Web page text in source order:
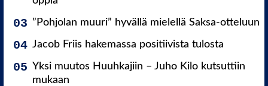
”Pohjolan muuri” hyvällä mielellä Saksa-otteluun
Jacob Friis hakemassa positiivista tulosta
Yksi muutos Huuhkajiin – Juho Kilo kutsuttiin
mukaan